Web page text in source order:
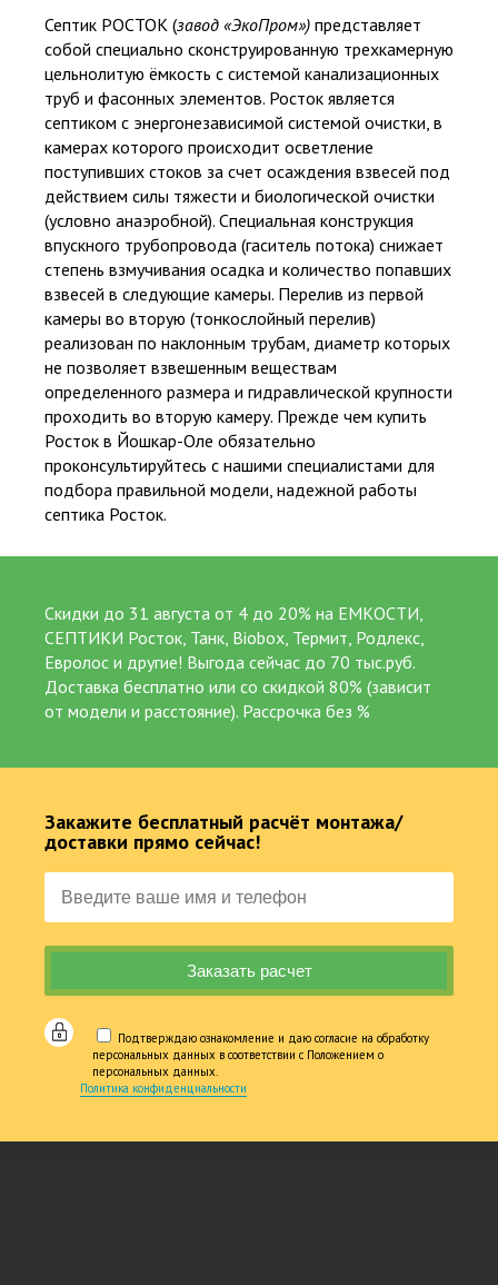
Септик РОСТОК (завод «ЭкоПром») представляет
собой специально сконструированную трехкамерную
цельнолитую ёмкость с системой канализационных
труб и фасонных элементов. Росток является
септиком с энергонезависимой системой очистки, в
камерах которого происходит осветление
поступивших стоков за счет осаждения взвесей под
действием силы тяжести и биологической очистки
(условно анаэробной). Специальная конструкция
впускного трубопровода (гаситель потока) снижает
степень взмучивания осадка и количество попавших
взвесей в следующие камеры. Перелив из первой
камеры во вторую (тонкослойный перелив)
реализован по наклонным трубам, диаметр которых
не позволяет взвешенным веществам
определенного размера и гидравлической крупности
проходить во вторую камеру. Прежде чем купить
Росток в Йошкар-Оле обязательно
проконсультируйтесь с нашими специалистами для
подбора правильной модели, надежной работы
септика Росток.
Скидки до 31 августа от 4 до 20% на ЕМКОСТИ,
СЕПТИКИ Росток, Танк, Biobox, Термит, Родлекс,
Евролос и другие! Выгода сейчас до 70 тыс.руб.
Доставка бесплатно или со скидкой 80% (зависит
от модели и расстояние). Рассрочка без %
Закажите бесплатный расчёт монтажа/
доставки прямо сейчас!
Подтверждаю ознакомление и даю согласие на обработку
персональных данных в соответствии с Положением о
персональных данных.
Политика конфиденциальности